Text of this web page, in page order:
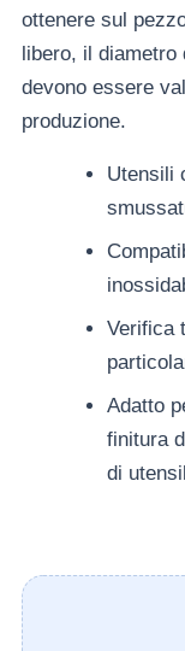
ottenere sul
libero, il
devono essere
produzione.
Utensili
Verifica
Adatto
finitura
di